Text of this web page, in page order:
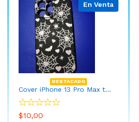
En Venta
DESTACADO
Cover iPhone 13 Pro Max telaraña
$10,00